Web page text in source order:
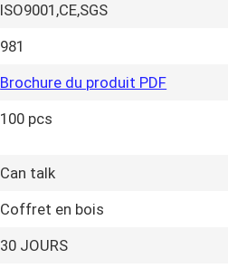
ISO9001,CE,SGS
981
Brochure du produit PDF
100 pcs
Can talk
Coffret en bois
30 JOURS